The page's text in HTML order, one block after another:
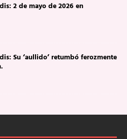
2 de mayo de 2026 en
Su ‘aullido’ retumbó ferozmente